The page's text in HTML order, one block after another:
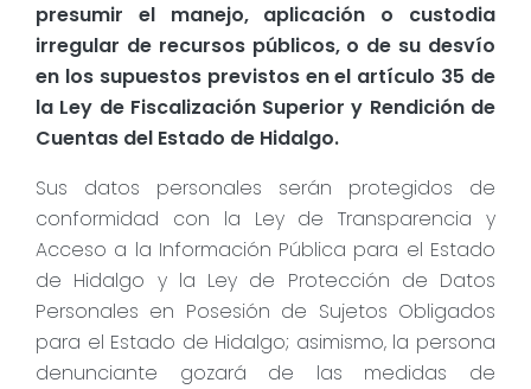
presumir el manejo, aplicación o custodia
irregular de recursos públicos, o de su desvío
en los supuestos previstos en el artículo 35 de
la Ley de Fiscalización Superior y Rendición de
Cuentas del Estado de Hidalgo.
Sus datos personales serán protegidos de
conformidad con la Ley de Transparencia y
Acceso a la Información Pública para el Estado
de Hidalgo y la Ley de Protección de Datos
Personales en Posesión de Sujetos Obligados
para el Estado de Hidalgo; asimismo, la persona
denunciante gozará de las medidas de